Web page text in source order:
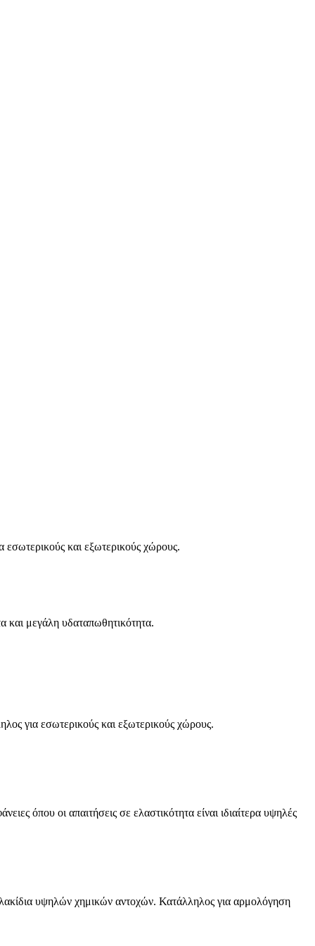
και εξωτερικούς χώρους.
και μεγάλη υδαταπωθητικότητα.
για εσωτερικούς και εξωτερικούς χώρους.
όπου οι απαιτήσεις σε ελαστικότητα είναι ιδιαίτερα υψηλές
υψηλών χημικών αντοχών. Κατάλληλος για αρμολόγηση